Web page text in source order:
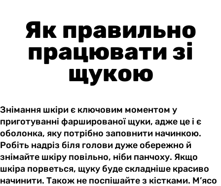
Як правильно
працювати зі
щукою
Знімання шкіри є ключовим моментом у
приготуванні фаршированої щуки, адже це і є
оболонка, яку потрібно заповнити начинкою.
Робіть надріз біля голови дуже обережно й
знімайте шкіру повільно, ніби панчоху. Якщо
шкіра порветься, щуку буде складніше красиво
начинити. Також не поспішайте з кістками. М’ясо